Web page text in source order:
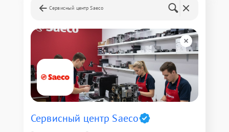
Сервисный центр Saeco
Сервисный центр Saeco